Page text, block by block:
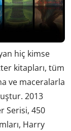
hiç kimse
kitapları, tüm
ve maceralarla
2013
Serisi, 450
Harry